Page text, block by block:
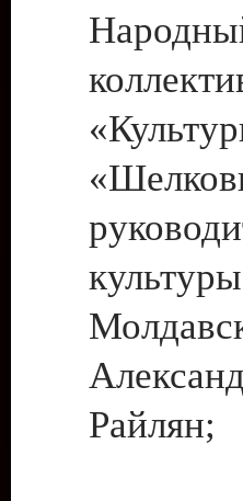
Райлян;